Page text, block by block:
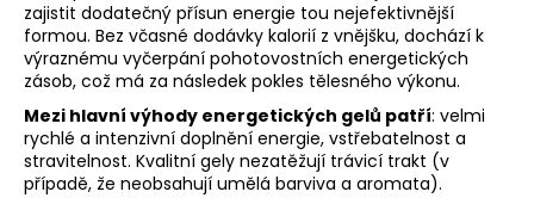
zajistit dodatečný přísun energie tou nejefektivnější
formou. Bez včasné dodávky kalorií z vnějšku, dochází k
výraznému vyčerpání pohotovostních energetických
zásob, což má za následek pokles tělesného výkonu.
Mezi hlavní výhody energetických gelů patří: velmi
rychlé a intenzivní doplnění energie, vstřebatelnost a
stravitelnost. Kvalitní gely nezatěžují trávicí trakt (v
případě, že neobsahují umělá barviva a aromata).
j
í
t
?